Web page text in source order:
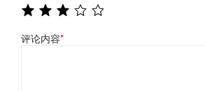
评论内容*